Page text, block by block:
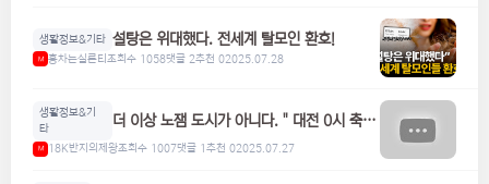
생활정보&기타 설탕은 위대했다. 전세계 탈모인 환호!
M 홍차는실론티조회수 1058댓글 2추천 02025.07.28
생활정보&기
타
더 이상 노잼 도시가 아니다. " 대전 0시 축
M 18K반지의제왕조회수 1007댓글 1추천 02025.07.27